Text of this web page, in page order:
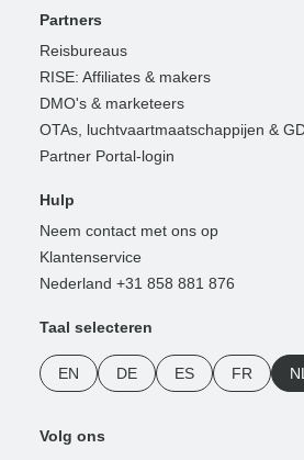
Partners
Reisbureaus
RISE: Affiliates & makers
DMO's & marketeers
OTAs, luchtvaartmaatschappijen &
Partner Portal-login
Hulp
Neem contact met ons op
Klantenservice
Nederland +31 858 881 876
Taal selecteren
EN DE ES FR NL
Volg ons